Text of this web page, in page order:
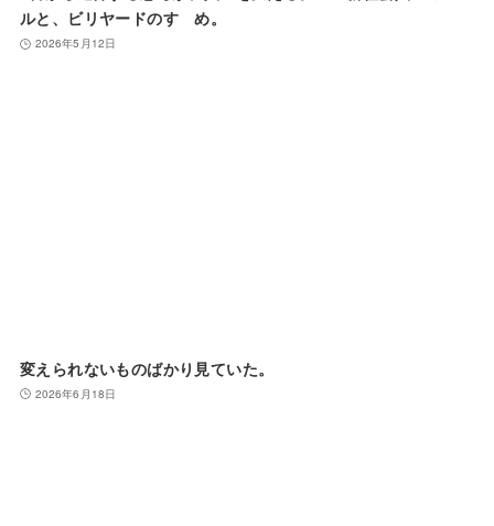
ルと、ビリヤードのすゝめ。
2026年5月12日
変えられないものばかり見ていた。
2026年6月18日